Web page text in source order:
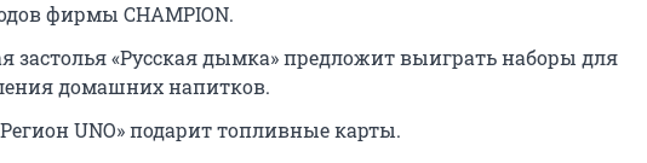
фирмы CHAMPION.
застолья «Русская дымка» предложит выиграть наборы для
домашних напитков.
UNO» подарит топливные карты.